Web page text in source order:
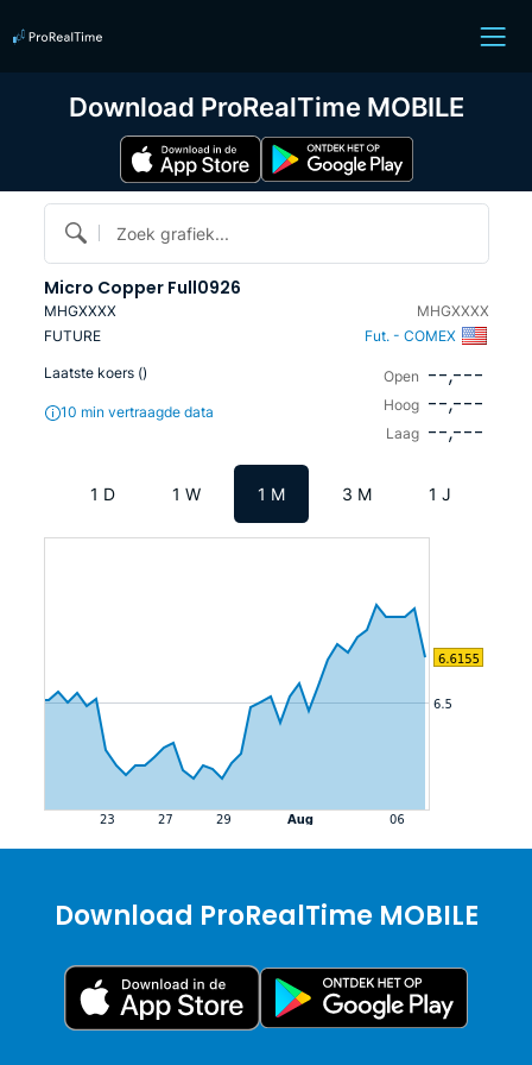
Zoek grafiek...
Micro Copper Full0926
MHGXXXX
MHGXXXX
FUTURE
Fut. - COMEX
Laatste koers ()
10 min vertraagde data
Open --,---
Hoog --,---
Laag --,---
1 D 1 W 1 M 3 M 1 J
Download ProRealTime MOBILE
Download ProRealTime MOBILE